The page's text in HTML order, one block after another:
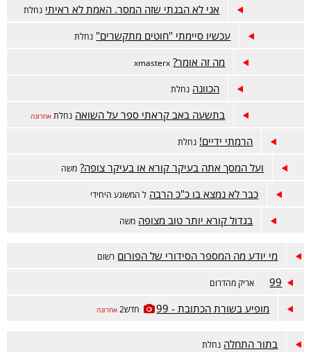
אני לא הבנתי שזה המסר. האמת לא ראיתי נחלת
עכשיו סיימתי "חוטים מתקשרים" נחלת
מה זה אומר? xmasterx
הכוונה נחלת
בתשעה באב קראתי ספר על השואה נחלת אחרונה
הרמתי ידיים! נחלת
ועל המסך אתה בעיקר קורא או בעיקר צופה? משה
כבר לא נמצא בו כ"כ הרבה ל המשוגע היחידי
בגדול קורא יותר טוב מצופה משה
מי יודע מה המספר הסידורי של הפורום רשום
99 אריק מהדרום
מופיע בשורת הכתובת - 99 חדש2 אחרונה
בתור התחלה נחלת